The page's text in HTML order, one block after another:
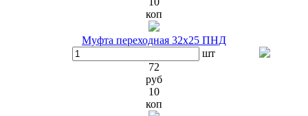
коп
Муфта переходная 32х25 ПНД
шт
72
руб
10
коп